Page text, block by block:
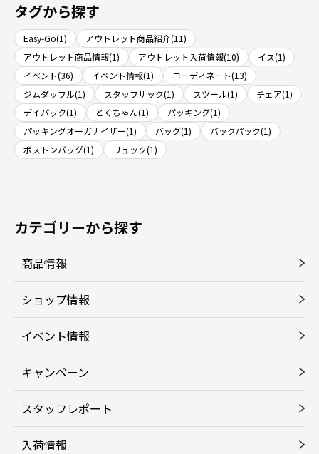
タグから探す
Easy-Go(1)
アウトレット商品紹介(11)
アウトレット商品情報(1)
アウトレット入荷情報(10)
イス(1)
イベント(36)
イベント情報(1)
コーディネート(13)
ジムダッフル(1)
スタッフサック(1) スツール(1)
チェア(1)
デイパック(1)
とくちゃん(1)
パッキング(1)
パッキングオーガナイザー(1)
バッグ(1)
バックパック(1)
ボストンバッグ(1)
リュック(1)
カテゴリーから探す
商品情報
ショップ情報
イベント情報
キャンペーン
スタッフレポート
入荷情報